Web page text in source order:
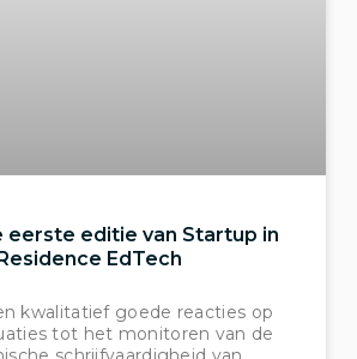
eerste editie van Startup in
EdTech
kwalitatief goede reacties op
tot het monitoren van de